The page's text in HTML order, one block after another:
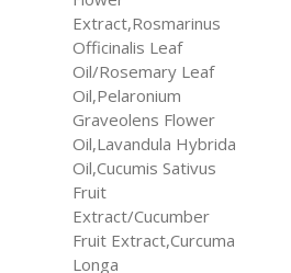
Extract,Rosmarinus
Officinalis Leaf
Oil/Rosemary Leaf
Oil,Pelaronium
Graveolens Flower
Oil,Lavandula Hybrida
Oil,Cucumis Sativus
Fruit
Extract/Cucumber
Fruit Extract,Curcuma
Longa